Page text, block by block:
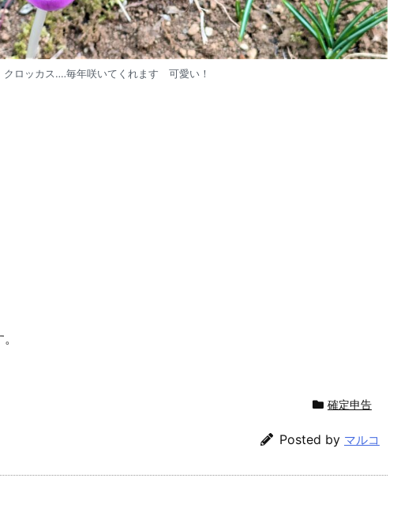
クロッカス‥‥毎年咲いてくれます 可愛い！
確定申告
Posted by マルコ